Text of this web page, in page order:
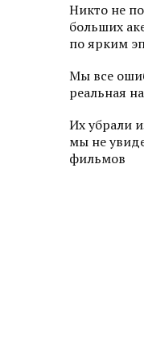
Никто не
больших
по ярким
Мы все
реальная
Их убрали
мы не
фильмов